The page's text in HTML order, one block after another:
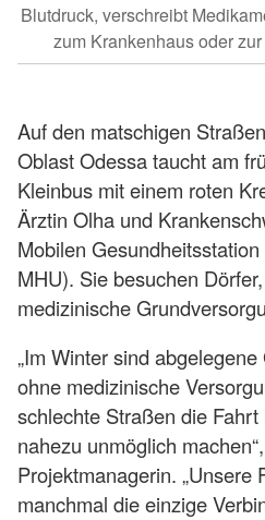
Blutdruck, verschreibt
zum Krankenhaus oder
Auf den matschigen
Oblast Odessa taucht am
Kleinbus mit einem roten
Ärztin Olha und
Mobilen
MHU). Sie besuchen
medizinische
„Im Winter sind
ohne medizinische
schlechte Straßen die
nahezu unmöglich
Projektmanagerin. „Unsere
manchmal die einzige